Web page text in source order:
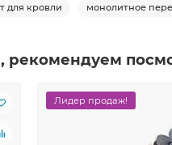
для кровли монолитное
Лидер продаж!